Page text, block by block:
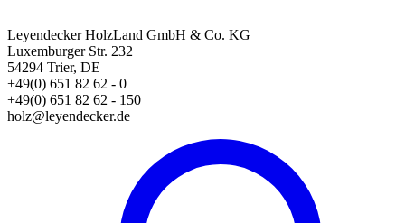
Leyendecker HolzLand GmbH & Co. KG
Luxemburger Str. 232
54294 Trier, DE
+49(0) 651 82 62 - 0
+49(0) 651 82 62 - 150
holz@leyendecker.de